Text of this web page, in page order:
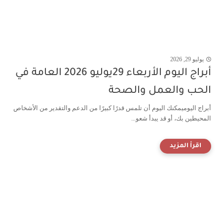
يوليو 29, 2026
أبراج اليوم الأربعاء 29يوليو 2026 العامة في
الحب والعمل والصحة
أبراج اليوميمكنك اليوم أن تلمس قدرًا كبيرًا من الدعم والتقدير من الأشخاص
المحيطين بك، أو قد يبدأ شعو...